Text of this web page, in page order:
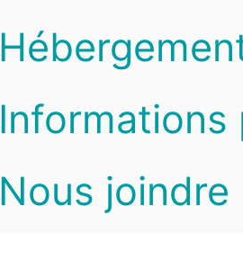
Informations
Nous joindre